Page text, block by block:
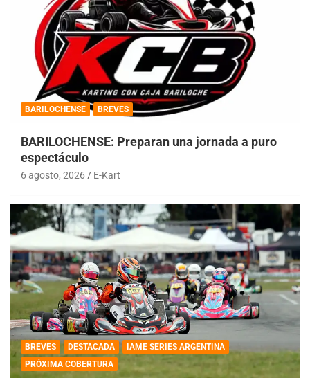
BARILOCHENSE BREVES
BARILOCHENSE: Preparan una jornada a puro
espectáculo
6 agosto, 2026 E-Kart
BREVES DESTACADA
IAME SERIES ARGENTINA
PRÓXIMA COBERTURA